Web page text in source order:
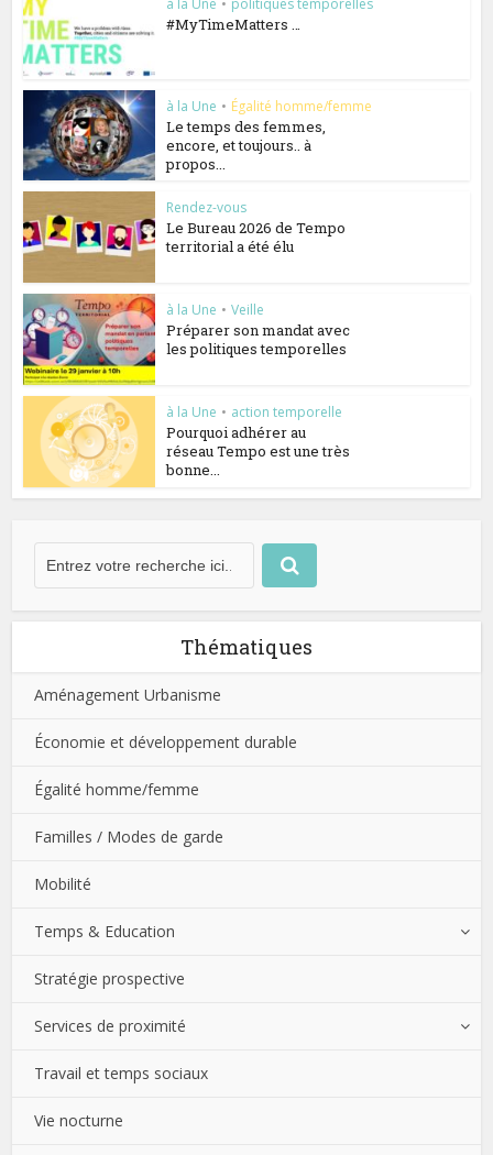
#MyTimeMatters …
à la Une • Égalité homme/femme
Le temps des femmes,
encore, et toujours.. à
propos...
Rendez-vous
Le Bureau 2026 de Tempo
territorial a été élu
à la Une • Veille
Préparer son mandat avec
les politiques temporelles
à la Une • action temporelle
Pourquoi adhérer au
réseau Tempo est une très
bonne...
Thématiques
Aménagement Urbanisme
Économie et développement durable
Égalité homme/femme
Familles / Modes de garde
Mobilité
Temps & Education
Stratégie prospective
Services de proximité
Travail et temps sociaux
Vie nocturne